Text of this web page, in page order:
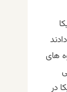
های
در